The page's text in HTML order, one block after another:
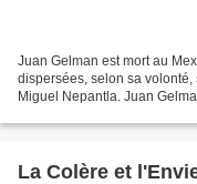
Juan Gelman est mort au
dispersées, selon sa
Miguel Nepantla. Juan
La Colère et